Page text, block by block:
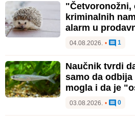
"Četvoronožni,
kriminalnih
alarm u
04.08.2026. • 1
Naučnik tvrdi
samo da
mogla i da je
03.08.2026. • 0